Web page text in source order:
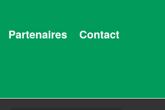
Partenaires Contact